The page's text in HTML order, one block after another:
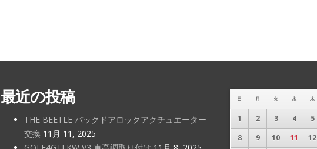
最近の投稿
THE BEETLE バックドアロックアクチュエーター
交換 11月 11, 2025
日 月 火 水 木
1 2 3 4 5
8
9 10 11 12